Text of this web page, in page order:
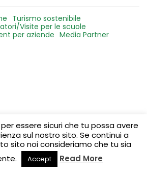
Turismo sostenibile
Visite per le scuole
per aziende Media Partner
essere sicuri che tu possa avere
sul nostro sito. Se continui a
sito noi consideriamo che tu sia
Accept Read More